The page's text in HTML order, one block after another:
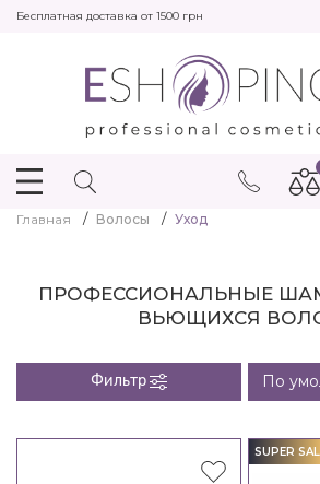
Бесплатная доставка от 1500 грн
Главная Волосы Уход
ПРОФЕССИОНАЛЬНЫЕ
ВЬЮЩИХСЯ
Фильтр
SUPER